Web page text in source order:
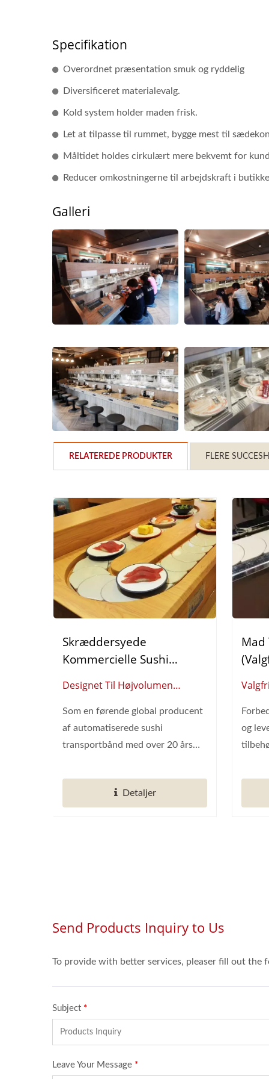
Specifikation
Overordnet præsentation smuk og ryddelig
Diversificeret materialevalg.
Kold system holder maden frisk.
Let at tilpasse til rummet, bygge mest til
Måltidet holdes cirkulært mere bekvemt for
Reducer omkostningerne til arbejdskraft i
Galleri
RELATEREDE PRODUKTER FLERE
Skræddersyede
Kommercielle Sushi
Automatiserede
Madleveringsløsninger
Designet Til Højvolumen
Automatiserede Sushi
Som en førende global producent
af automatiserede sushi
transportbånd med over 20 års
Detaljer
Mad
og
(Hurtigtog)